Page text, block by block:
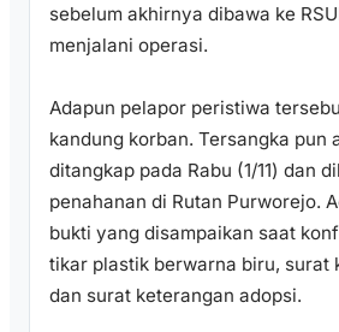
sebelum akhirnya dibawa ke
menjalani operasi.
Adapun pelapor peristiwa
kandung korban. Tersangka pun
ditangkap pada Rabu (1/11) dan
penahanan di Rutan Purworejo.
bukti yang disampaikan saat
tikar plastik berwarna biru, surat
dan surat keterangan adopsi.